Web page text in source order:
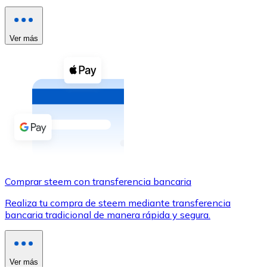
Ver todo
Compra criptomonedas con efectivo en tu tienda más
Comprar con efectivo
Transferencia SEPA
Utiliza tarjetas Visa y Mastercard para comprar
Comprar con tarjeta
Ver más
Comprar steem con transferencia bancaria
Realiza tu compra de steem mediante transferencia
bancaria tradicional de manera rápida y segura.
Ver más